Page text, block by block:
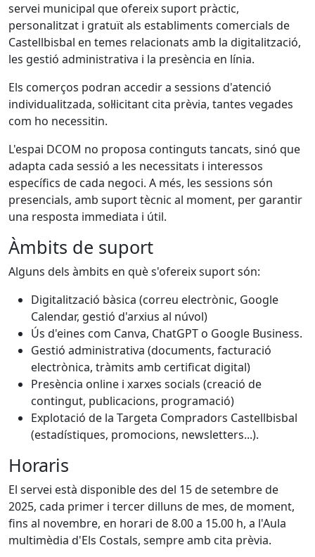
servei municipal que ofereix suport pràctic,
personalitzat i gratuït als establiments comercials de
Castellbisbal en temes relacionats amb la digitalització,
les gestió administrativa i la presència en línia.
Els comerços podran accedir a sessions d'atenció
individualitzada, sol·licitant cita prèvia, tantes vegades
com ho necessitin.
L'espai DCOM no proposa continguts tancats, sinó que
adapta cada sessió a les necessitats i interessos
específics de cada negoci. A més, les sessions són
presencials, amb suport tècnic al moment, per garantir
una resposta immediata i útil.
Àmbits de suport
Alguns dels àmbits en què s'ofereix suport són:
Digitalització bàsica (correu electrònic, Google
Calendar, gestió d'arxius al núvol)
Ús d'eines com Canva, ChatGPT o Google Business.
Gestió administrativa (documents, facturació
electrònica, tràmits amb certificat digital)
Presència online i xarxes socials (creació de
contingut, publicacions, programació)
Explotació de la Targeta Compradors Castellbisbal
(estadístiques, promocions, newsletters...).
Horaris
El servei està disponible des del 15 de setembre de
2025, cada primer i tercer dilluns de mes, de moment,
fins al novembre, en horari de 8.00 a 15.00 h, a l'Aula
multimèdia d'Els Costals, sempre amb cita prèvia.